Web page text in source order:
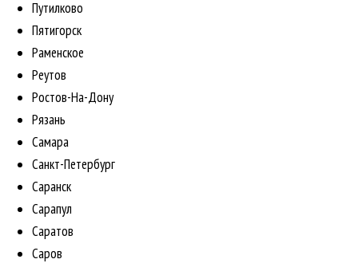
Путилково
Пятигорск
Раменское
Реутов
Ростов-На-Дону
Рязань
Самара
Санкт-Петербург
Саранск
Сарапул
Саратов
Саров